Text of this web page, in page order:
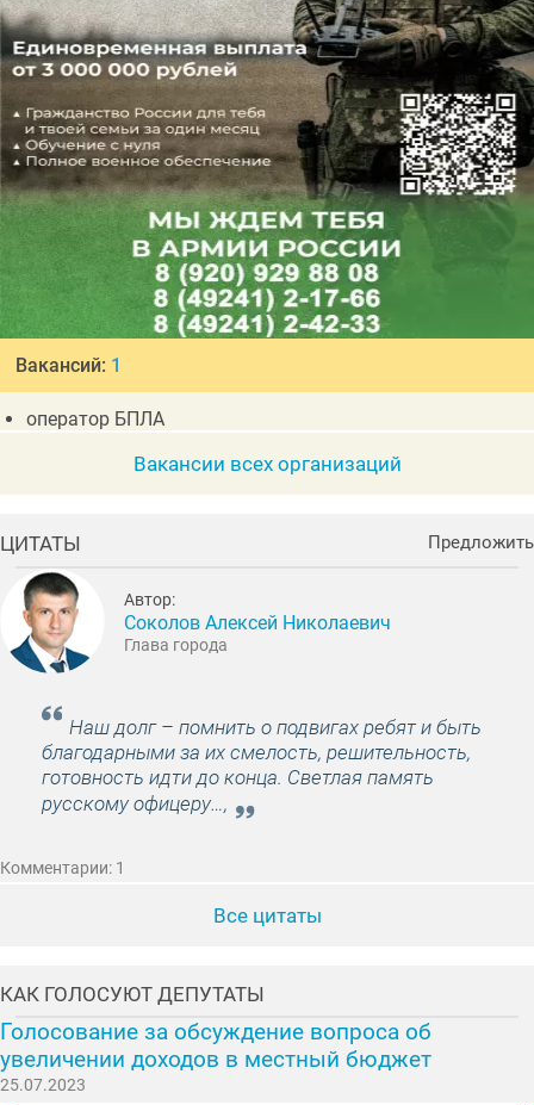
Вакансий: 1
оператор БПЛА
Вакансии всех организаций
ЦИТАТЫ Предложить
Автор:
Соколов Алексей Николаевич
Глава города
Наш долг – помнить о подвигах ребят и быть
благодарными за их смелость, решительность,
готовность идти до конца. Светлая память
русскому офицеру…,
Комментарии: 1
Все цитаты
КАК ГОЛОСУЮТ ДЕПУТАТЫ
Голосование за обсуждение вопроса об
увеличении доходов в местный бюджет
25.07.2023